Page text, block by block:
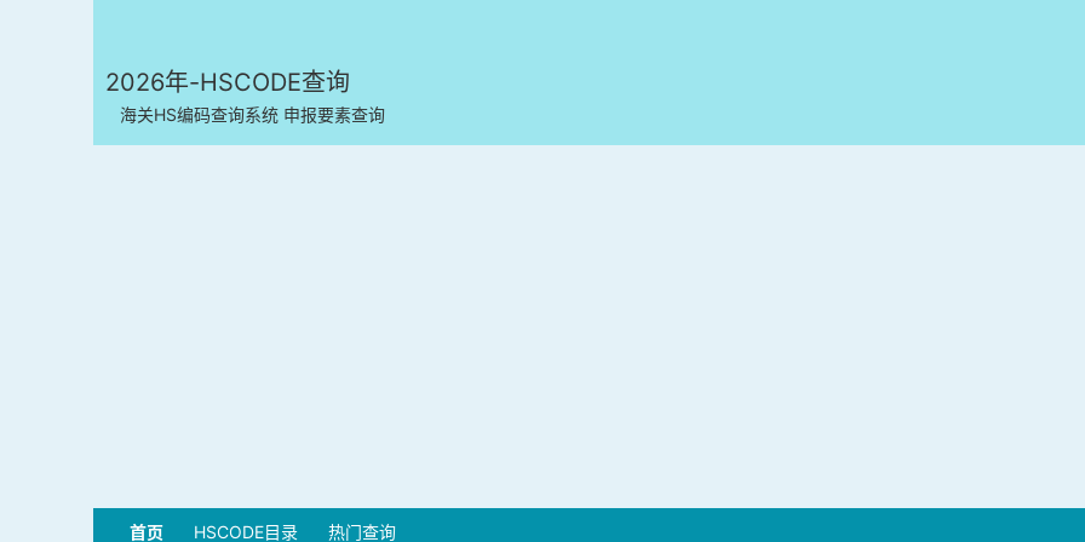
2026年-HSCODE查询
海关HS编码查询系统 申报要素查询
首页 HSCODE目录 热门查询